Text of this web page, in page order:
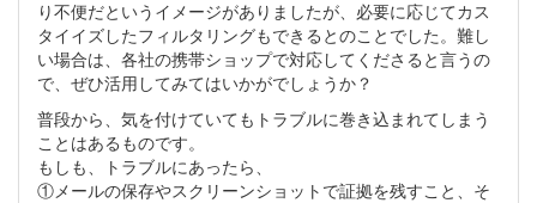
り不便だというイメージがありましたが、必要に応じてカス
タイイズしたフィルタリングもできるとのことでした。難し
い場合は、各社の携帯ショップで対応してくださると言うの
で、ぜひ活用してみてはいかがでしょうか？
普段から、気を付けていてもトラブルに巻き込まれてしまう
ことはあるものです。
もしも、トラブルにあったら、
①メールの保存やスクリーンショットで証拠を残すこと、そ